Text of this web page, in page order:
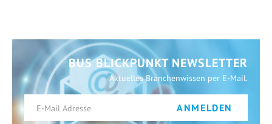
BUS BLICKPUNKT NEWSLETTER
Aktuelles Branchenwissen per E-Mail.
ANMELDEN